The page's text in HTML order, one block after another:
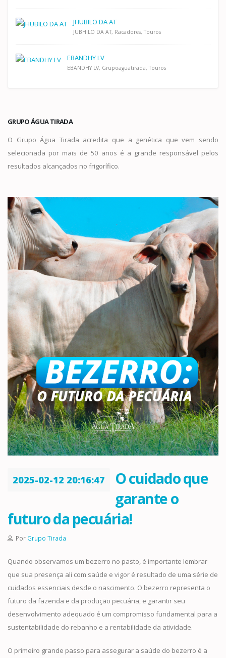
JHUBILO DA AT
JUBHILO DA AT, Racadores, Touros
EBANDHY LV
EBANDHY LV, Grupoaguatirada, Touros
GRUPO ÁGUA TIRADA
O Grupo Água Tirada acredita que a genética que vem sendo
selecionada por mais de 50 anos é a grande responsável pelos
resultados alcançados no frigorífico.
2025-02-12 20:16:47
O cuidado que
garante o
futuro da pecuária!
Por Grupo Tirada
Quando observamos um bezerro no pasto, é importante lembrar
que sua presença ali com saúde e vigor é resultado de uma série de
cuidados essenciais desde o nascimento. O bezerro representa o
futuro da fazenda e da produção pecuária, e garantir seu
desenvolvimento adequado é um compromisso fundamental para a
sustentabilidade do rebanho e a rentabilidade da atividade.
O primeiro grande passo para assegurar a saúde do bezerro é a